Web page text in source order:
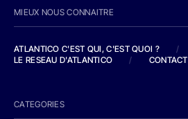
MIEUX NOUS CONNAITRE
ATLANTICO C'EST QUI, C'EST QUOI ?
/
LE RESEAU D'ATLANTICO
/ CONTACT
CATEGORIES